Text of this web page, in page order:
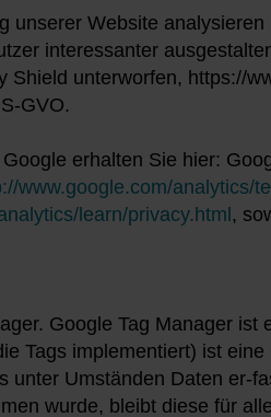
unserer Website
interessanter
unterworfen, https://
GVO.
erhalten Sie hier:
www.google.com/analytics/
learn/privacy.html ,
Google Tag Manager
Tags implementiert) ist
unter Umständen Daten
wurde, bleibt diese für